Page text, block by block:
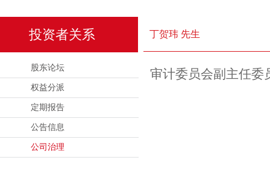
投资者关系
股东论坛
权益分派
定期报告
公告信息
公司治理
丁贺玮 先生
审计委员会副主任委